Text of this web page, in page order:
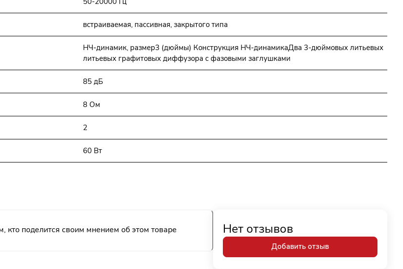
встраиваемая, пассивная, закрытого типа
НЧ-динамик, размер3 (дюймы) Конструкция НЧ-динамикаДва 3-дюймовых литьевых
литьевых графитовых диффузора с фазовыми заглушками
85 дБ
8 Ом
2
60 Вт
поделится своим мнением об этом товаре Нет отзывов
Добавить отзыв